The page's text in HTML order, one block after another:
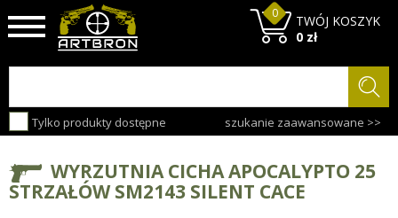
Tylko produkty dostępne szukanie zaawansowane >>
TWÓJ KOSZYK
0
0 zł
WYRZUTNIA CICHA APOCALYPTO 25
STRZAŁÓW SM2143 SILENT CACE